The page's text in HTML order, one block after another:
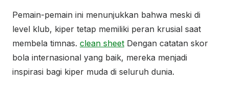
Pemain-pemain ini menunjukkan bahwa meski di
level klub, kiper tetap memiliki peran krusial saat
membela timnas. clean sheet Dengan catatan skor
bola internasional yang baik, mereka menjadi
inspirasi bagi kiper muda di seluruh dunia.